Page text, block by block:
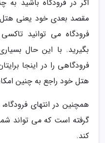
اگر در فرودگاه باشید
مقصد بعدی خود یعنی هتل
فرودگاه می توانید
بگیرید. با این حال
فرودگاهی را در اینجا
هتل خود راجع به چنین
همچنین در انتهای
گرفته است که می تواند
کند.